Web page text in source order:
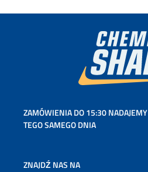
ZAMÓWIENIA DO 15:30 NADAJEMY
TEGO SAMEGO DNIA
ZNAJDŹ NAS NA